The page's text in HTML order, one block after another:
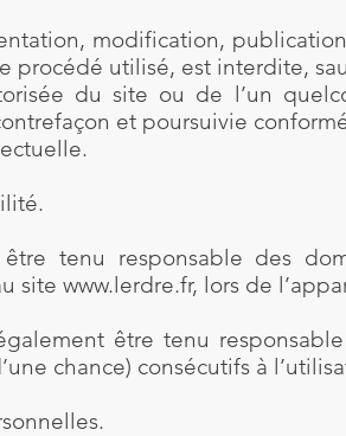
modification,
procédé utilisé, est interdite,
du site ou de l’un
et poursuivie
tenu responsable des
site www.lerdre.fr, lors de
être tenu
chance) consécutifs à